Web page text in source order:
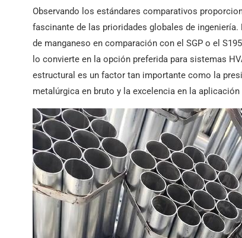
Observando los estándares comparativos
fascinante de las prioridades globales de
de manganeso en comparación con el SGP o el
lo convierte en la opción preferida para sistemas
estructural es un factor tan importante como la
metalúrgica en bruto y la excelencia en la